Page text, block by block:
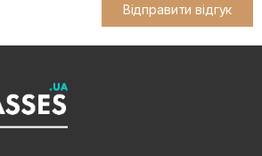
Відправити відгук